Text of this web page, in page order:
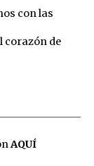
con las
corazón de
AQUÍ